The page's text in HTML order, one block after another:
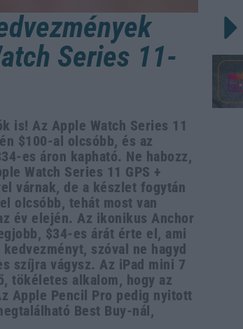
Series 11-
is! Az Apple Watch Series 11
$100-al olcsóbb, és az
es áron kapható. Ne habozz,
Watch Series 11 GPS +
várnak, de a készlet fogytán
olcsóbb, tehát most van
év elején. Az ikonikus Anchor
$34-es árát érte el, ami
szóval ne hagyd
szíjra vágysz. Az iPad mini 7
tökéletes alkalom, hogy az
Apple Pencil Pro pedig nyitott
Best Buy-nál,